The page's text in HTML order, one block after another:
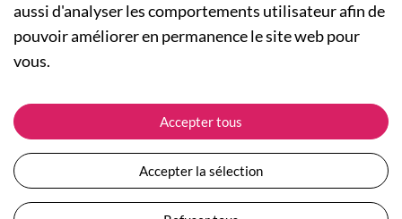
A PROPOS
Qui sommes-nous ?
Actualités
Nos engagements
Plan du site
Devenir revendeur
NOS RUBRIQUES
Collection Femme
Collection Enfants
Les Totebags
Nos différents thèmes
ASSISTANCE
Suivre ma commande
Expédition et livraison
Retour et remboursement
Moyens de paiement
aussi d'analyser les comportements utilisateur afin de
pouvoir améliorer en permanence le site web pour
vous.
Accepter tous
Accepter la sélection